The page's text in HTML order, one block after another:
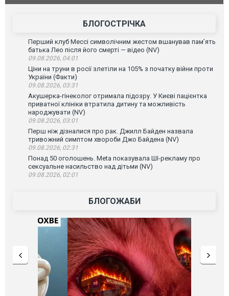
БЛОГОСТРІЧКА
Перший клуб Мессі символічним жестом вшанував пам’ять
батька Лео після його смерті — відео (NV)
09.08.2026, 04:01
Ціни на труни в росії злетіли на 105% з початку війни проти
України (Факти)
09.08.2026, 03:31
Акушерка-гінеколог отримала підозру. У Києві пацієнтка
приватної клініки втратила дитину та можливість
народжувати (NV)
09.08.2026, 03:01
Перш ніж дізналися про рак. Джилл Байден назвала
тривожний симптом хвороби Джо Байдена (NV)
09.08.2026, 02:31
Понад 50 оголошень. Meta показувала ШІ-рекламу про
сексуальне насильство над дітьми (NV)
09.08.2026, 02:01
БЛОГОЖАБИ